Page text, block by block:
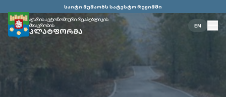
საიტი მუშაობს სატესტო რეჟიმში
აჭარის ავტონომიური რესპუბლიკის
მთავრობის
ᲞᲚᲐᲢᲤᲝᲠᲛᲐ
EN